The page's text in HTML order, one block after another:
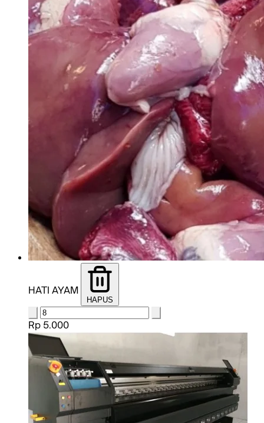
HATI AYAM
HAPUS
Rp 5.000